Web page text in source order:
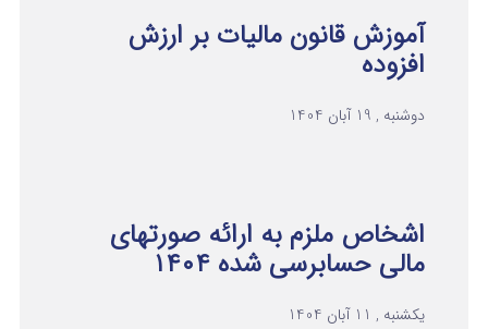
آموزش قانون مالیات بر ارزش
افزوده
دوشنبه , 19 آبان 1404
اشخاص ملزم به ارائه صورتهای
مالی حسابرسی شده ۱۴۰۴
یکشنبه , 11 آبان 1404